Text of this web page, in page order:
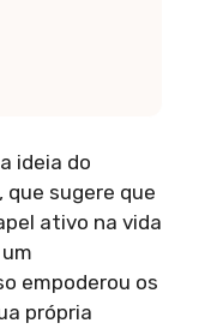
ideia do
sugere que
ativo na vida
empoderou os
própria